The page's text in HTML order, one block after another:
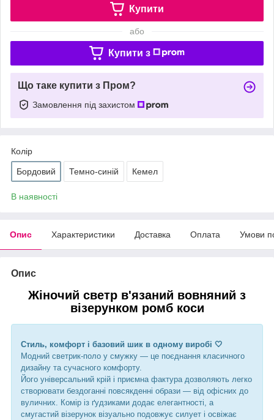
Купити
або
Купити з
Що таке купити з Пром?
Замовлення під захистом
Колір
Бордовий Темно-синій Кемел
В наявності
Опис Характеристики Доставка Оплата Умови
Опис
Жіночий светр в'язаний вовняний з
візерунком ромб коси
Стиль, комфорт і базовий шик в одному виробі 🤍
Модний светрик-поло у смужку — це поєднання класичного
дизайну та сучасного комфорту.
Його універсальний крій і приємна фактура дозволяють легко
створювати бездоганні повсякденні образи — від офісних до
вуличних. Комір із ґудзиками додає елегантності, а
смугастий візерунок візуально подовжує силует і освіжає